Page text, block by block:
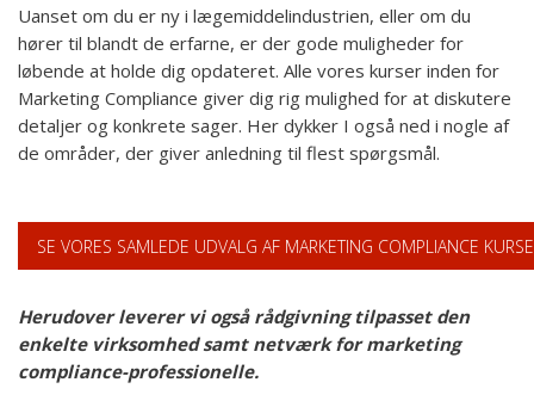
Uanset om du er ny i lægemiddelindustrien, eller om du
hører til blandt de erfarne, er der gode muligheder for
løbende at holde dig opdateret. Alle vores kurser inden for
Marketing Compliance giver dig rig mulighed for at diskutere
detaljer og konkrete sager. Her dykker I også ned i nogle af
de områder, der giver anledning til flest spørgsmål.
SE VORES SAMLEDE UDVALG AF MARKETING COMPLIANCE
Herudover leverer vi også rådgivning tilpasset den
enkelte virksomhed samt netværk for marketing
compliance-professionelle.